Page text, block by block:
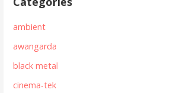
ambient
awangarda
black metal
cinema-tek